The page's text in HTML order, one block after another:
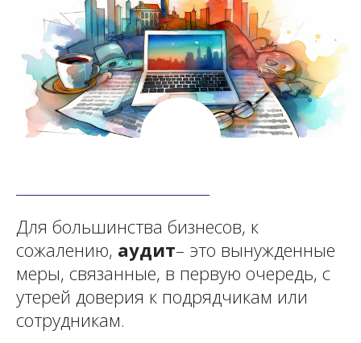
Для большинства бизнесов, к
сожалению, аудит– это вынужденные
меры, связанные, в первую очередь, с
утерей доверия к подрядчикам или
сотрудникам.